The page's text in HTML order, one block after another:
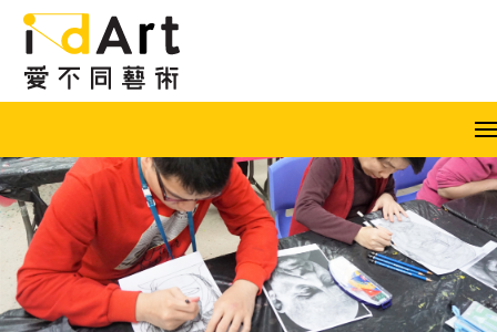
跳到内容（按回车键）
EN 繁 简 A A A